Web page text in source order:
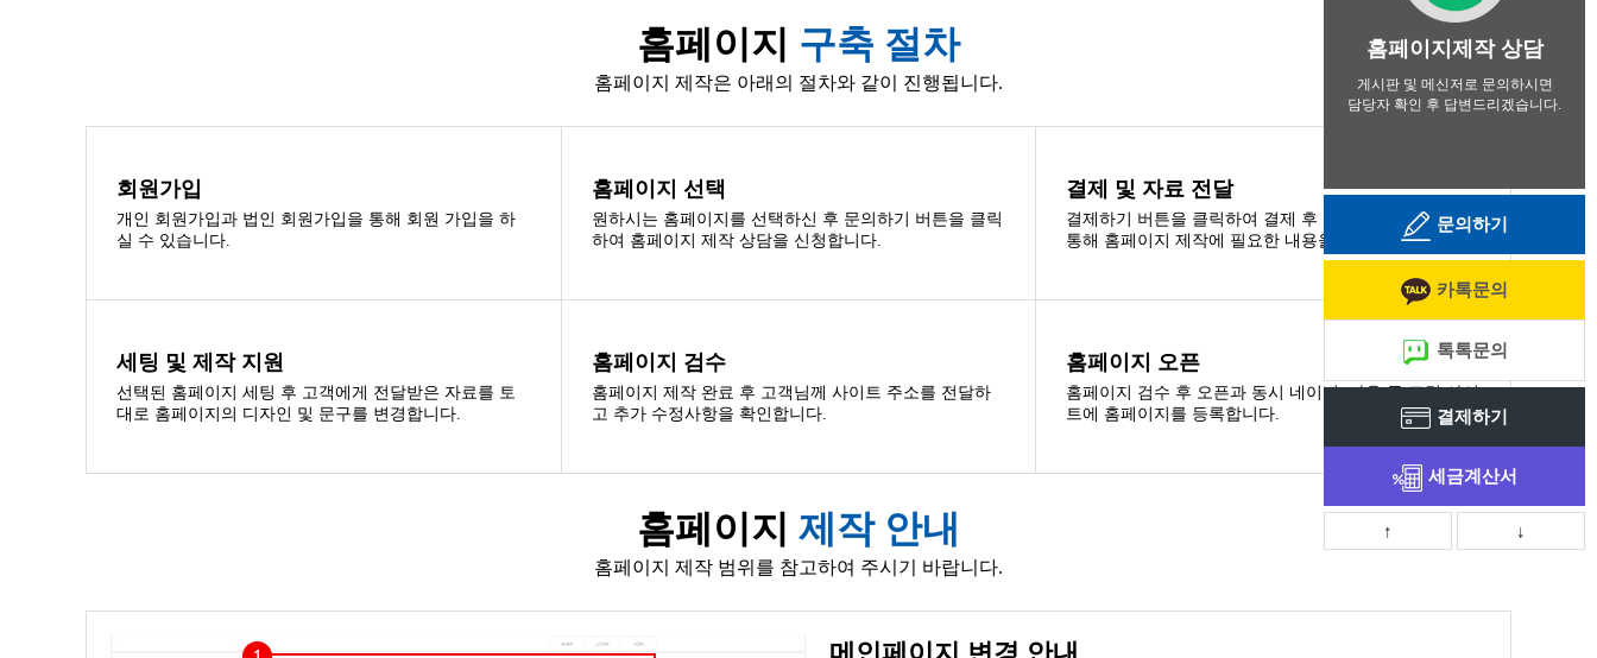
홈페이지 구축 절차
홈페이지 제작은 아래의 절차와 같이 진행됩니다.
회원가입
개인 회원가입과 법인 회원가입을 통해 회원 가입을 하
실 수 있습니다.
홈페이지 선택
원하시는 홈페이지를 선택하신 후 문의하기 버튼을 클릭
하여 홈페이지 제작 상담을 신청합니다.
결제 및 자료 전달
결제하기 버튼을 클릭하여 결제 후 고객지원 게시판을
통해 홈페이지 제작에 필요한 내용을 첨부합니다.
세팅 및 제작 지원
선택된 홈페이지 세팅 후 고객에게 전달받은 자료를 토
대로 홈페이지의 디자인 및 문구를 변경합니다.
홈페이지 검수
홈페이지 제작 완료 후 고객님께 사이트 주소를 전달하
고 추가 수정사항을 확인합니다.
홈페이지 오픈
홈페이지 검수 후 오픈과 동시 네이버, 다음 등 포털 사이
트에 홈페이지를 등록합니다.
홈페이지 제작 안내
홈페이지 제작 범위를 참고하여 주시기 바랍니다.
홈페이지제작 상담
게시판 및 메신저로 문의하시면
담당자 확인 후 답변드리겠습니다.
문의하기
카톡문의
톡톡문의
결제하기
세금계산서
↑ ↓